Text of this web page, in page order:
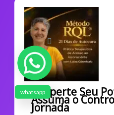
Desperte Seu
Assuma o
Jornada
whatsapp